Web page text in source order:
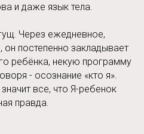
и даже язык тела.
Через ежедневное,
он постепенно закладывает
ребёнка, некую программу
- осознание «кто я».
все, что Я-ребенок
правда.